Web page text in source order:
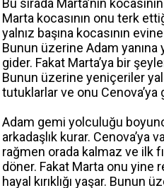
Bu sırada Marta’nın
Marta kocasının onu terk
yalnız başına kocasının
Bunun üzerine Adam yanına
gider. Fakat Marta’ya bir
Bunun üzerine yeniçeriler
tutuklarlar ve onu
Adam gemi yolculuğu
arkadaşlık kurar. Cenova’ya
rağmen orada kalmaz ve ilk
döner. Fakat Marta onu yine
hayal kırıklığı yaşar. Bunun